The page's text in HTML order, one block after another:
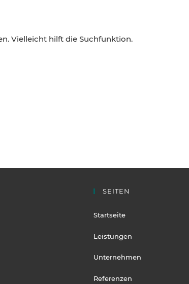
Vielleicht hilft die Suchfunktion.
SEITEN
Startseite
Leistungen
Unternehmen
Referenzen